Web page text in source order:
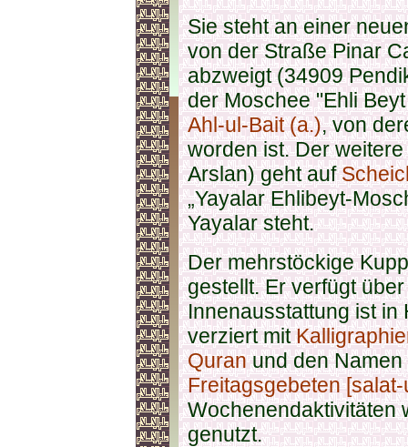
Sie steht an einer
von der Straße Pinar
abzweigt (34909
der Moschee "Ehli
Ahl-ul-Bait (a.), von
worden ist. Der
Arslan) geht auf
„Yayalar Ehlibeyt-
Yayalar steht.
Der mehrstöckige
gestellt. Er verfügt
Innenausstattung ist in
verziert mit
Quranund den
Freitagsgebeten
Wochenendaktivitäten
genutzt.